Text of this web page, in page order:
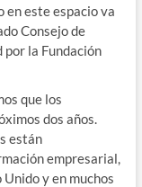
en este espacio va
Consejo de
la Fundación
que los
dos años.
están
empresarial,
y en muchos